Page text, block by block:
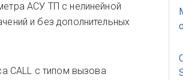
АСУ ТП с нелинейной
и без дополнительных
CALL с типом вызова